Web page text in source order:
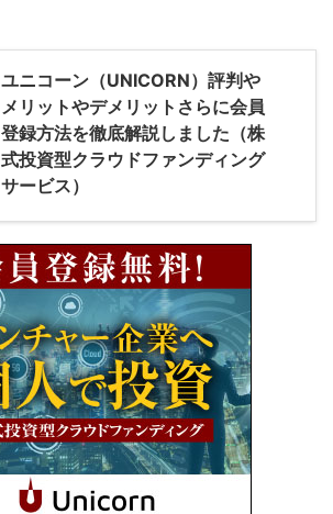
ユニコーン（UNICORN）評判や
メリットやデメリットさらに会員
登録方法を徹底解説しました（株
式投資型クラウドファンディング
サービス）